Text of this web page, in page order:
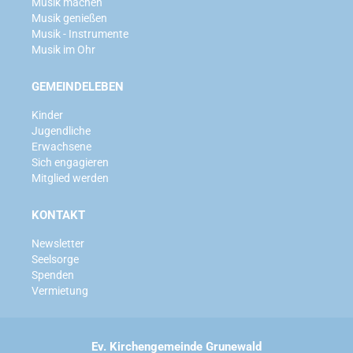
Musik genießen
Musik - Instrumente
Musik im Ohr
GEMEINDELEBEN
Kinder
Jugendliche
Erwachsene
Sich engagieren
Mitglied werden
KONTAKT
Newsletter
Seelsorge
Spenden
Vermietung
Ev. Kirchengemeinde Grunewald